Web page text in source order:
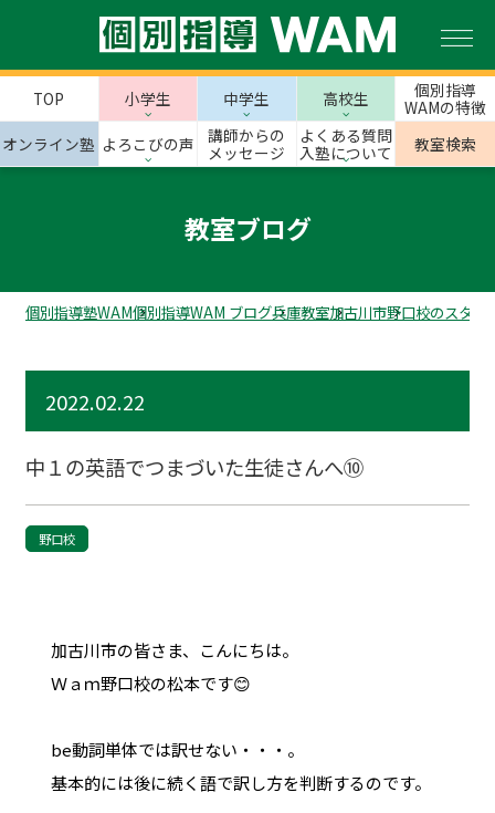
TOP 小学生 中学生 高校生
個別指導
WAMの特徴
オンライン塾 よろこびの声
講師からの
メッセージ
よくある質問
入塾について
教室検索
教室ブログ
個別指導塾WAM個別指導WAM ブログ兵庫教室加古川市野口校のスタッ
2022.02.22
中１の英語でつまづいた生徒さんへ⑩
野口校
加古川市の皆さま、こんにちは。
Ｗａｍ野口校の松本です😊
be動詞単体では訳せない・・・。
基本的には後に続く語で訳し方を判断するのです。